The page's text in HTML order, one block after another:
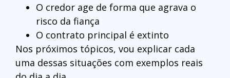
O credor age de forma que agrava o
risco da fiança
O contrato principal é extinto
Nos próximos tópicos, vou explicar cada
uma dessas situações com exemplos reais